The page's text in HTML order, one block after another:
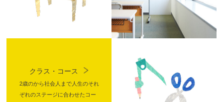
クラス・コース
2歳のから社会人まで人生のそれ
ぞれのステージに合わせたコー